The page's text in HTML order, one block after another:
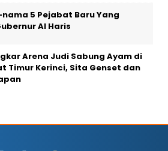
5 Pejabat Baru Yang
Al Haris
Arena Judi Sabung Ayam di
Timur Kerinci, Sita Genset dan